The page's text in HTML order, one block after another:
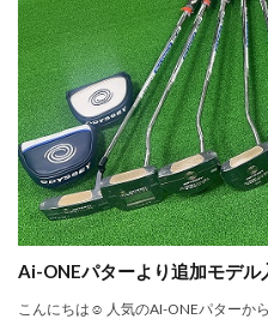
Ai-ONEパターより追加モデル
こんにちは☺ 人気のAI-ONEパターか